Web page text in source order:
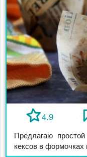
4.9
Предлагаю
кексов в формочках